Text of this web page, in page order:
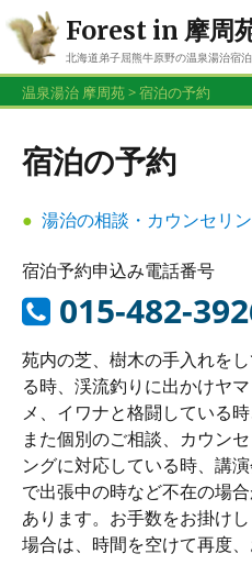
Forest in 摩周
北海道弟子屈熊牛原野の温泉湯治宿
お問合せ・ご予約はお電話
温泉湯治 摩周苑>宿泊の予約
宿泊の予約
湯治の相談・カウンセリ
宿泊予約申込み電話番号
015-482-
苑内の芝、樹木の手入れをし
る時、渓流釣りに出かけヤマ
メ、イワナと格闘している時
また個別のご相談、カウンセ
ングに対応している時、講
で出張中の時など不在の場
あります。お手数をお掛け
場合は、時間を空けて再度、